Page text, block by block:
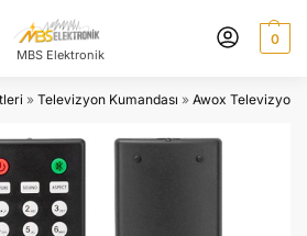
MBS Elektronik
0
» Televizyon Kumandası » Awox Televizyon